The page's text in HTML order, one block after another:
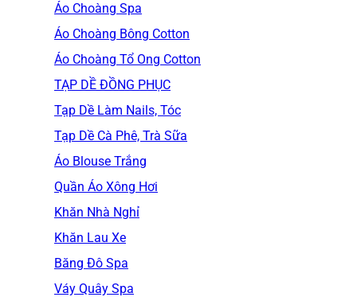
Áo Choàng Spa
Áo Choàng Bông Cotton
Áo Choàng Tổ Ong Cotton
TẠP DỀ ĐỒNG PHỤC
Tạp Dề Làm Nails, Tóc
Tạp Dề Cà Phê, Trà Sữa
Áo Blouse Trắng
Quần Áo Xông Hơi
Khăn Nhà Nghỉ
Khăn Lau Xe
Băng Đô Spa
Váy Quây Spa